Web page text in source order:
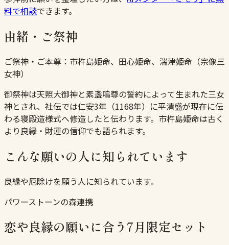
料で相談できます。
由緒・ご祭神
ご祭神・ご本尊： 市杵島姫命、田心姫命、湍津姫命（宗像三
女神）
御祭神は天照大御神と素盞嗚尊の誓約によって生まれた三女
神とされ、社伝では仁安3年（1168年）に平清盛が現在に伝
わる寝殿造様式へ修造したと伝わります。市杵島姫命は古く
より良縁・財運の信仰でも語られます。
こんな願いの人に知られています
良縁や厄除けを願う人に知られています。
パワーストーンの森連携
恋や良縁の願いに合う7月限定セット